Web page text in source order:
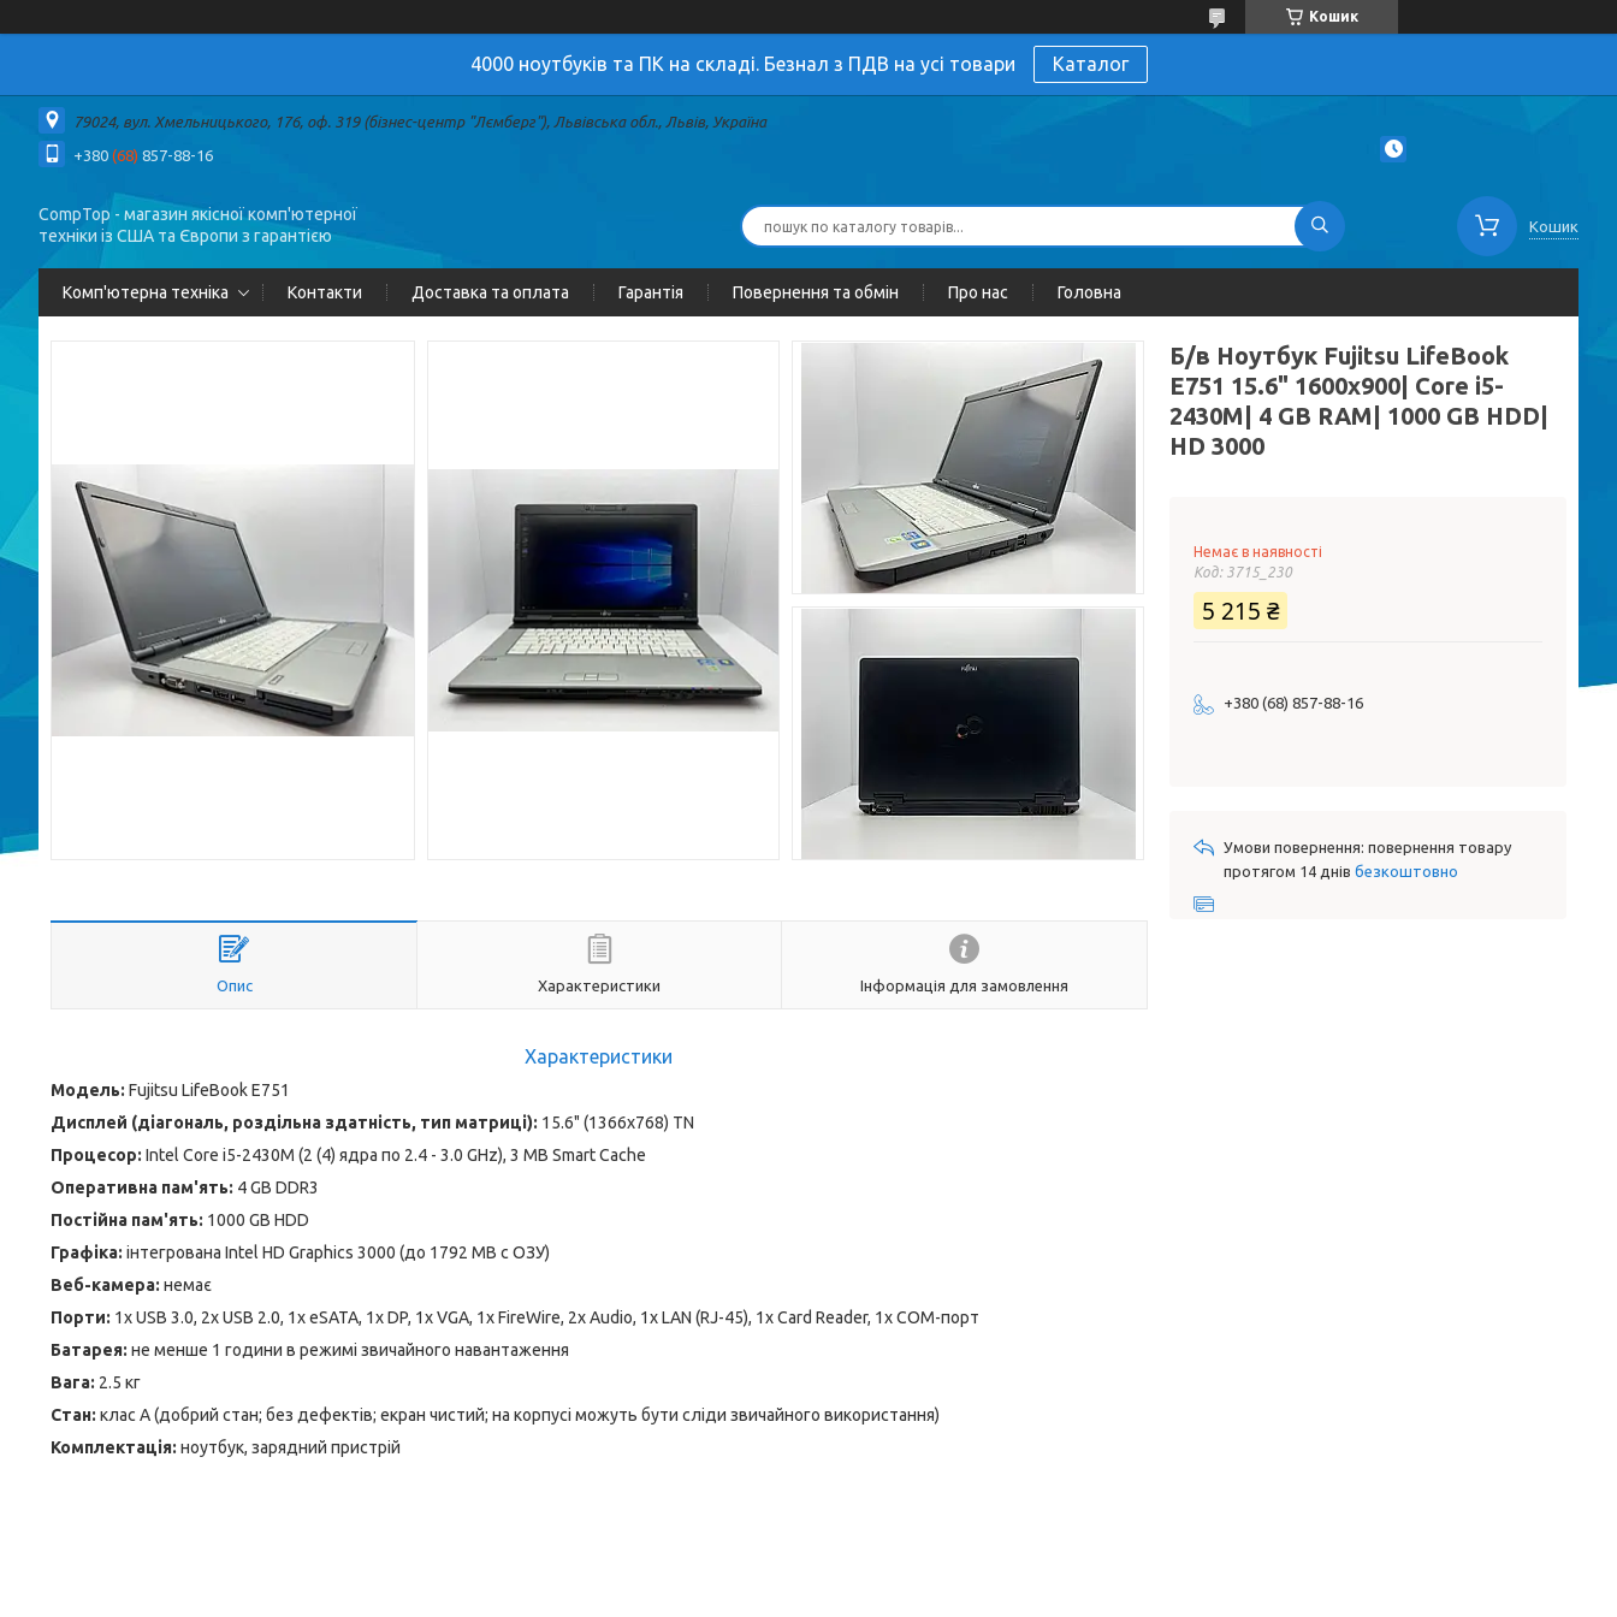
Кошик
4000 ноутбуків та ПК на складі. Безнал з ПДВ на усі товари Каталог
79024, вул. Хмельницького, 176, оф. 319 (бізнес-центр "Лємберг"), Львівська обл., Львів, Україна
+380 (68) 857-88-16
CompTop - магазин якісної комп'ютерної
техніки із США та Європи з гарантією
Кошик
Комп'ютерна техніка Контакти Доставка та оплата Гарантія Повернення та обмін Про нас Головна
Опис Характеристики Інформація для замовлення
Характеристики
Модель: Fujitsu LifeBook E751
Дисплей (діагональ, роздільна здатність, тип матриці): 15.6" (1366x768) TN
Процесор: Intel Core i5-2430M (2 (4) ядра по 2.4 - 3.0 GHz), 3 MB Smart Cache
Оперативна пам'ять: 4 GB DDR3
Постійна пам'ять: 1000 GB HDD
Графіка: інтегрована Intel HD Graphics 3000 (до 1792 MB с ОЗУ)
Веб-камера: немає
Порти: 1x USB 3.0, 2x USB 2.0, 1x eSATA, 1x DP, 1x VGA, 1x FireWire, 2x Audio, 1x LAN (RJ-45), 1x Card Reader, 1x COM-порт
Батарея: не менше 1 години в режимі звичайного навантаження
Вага: 2.5 кг
Стан: клас А (добрий стан; без дефектів; екран чистий; на корпусі можуть бути сліди звичайного використання)
Комплектація: ноутбук, зарядний пристрій
Б/в Ноутбук Fujitsu LifeBook
E751 15.6" 1600x900| Core i5-
2430M| 4 GB RAM| 1000 GB HDD|
HD 3000
Немає в наявності
Код: 3715_230
5 215 ₴
+380 (68) 857-88-16
повернення товару
протягом 14 днів безкоштовно